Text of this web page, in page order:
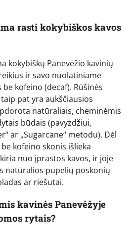
rasti kokybiškos kavos
kokybiškų Panevėžio kavinių
ir savo nuolatiniame
kofeino (decaf). Rūšinės
pat yra aukščiausios
natūraliais, cheminėmis
būdais (pavyzdžiui,
ar „Sugarcane“ metodu). Dėl
kofeino skonis išlieka
nuo įprastos kavos, ir joje
natūralios pupelių poskonių
ar riešutai.
kavinės Panevėžyje
rytais?